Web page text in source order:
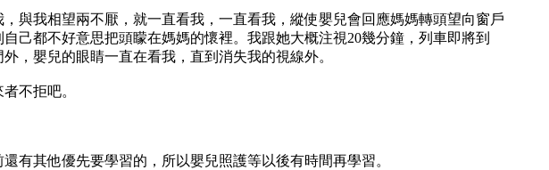
與我相望兩不厭，就一直看我，一直看我，縱使嬰兒會回應媽媽轉頭望向窗戶
己都不好意思把頭矇在媽媽的懷裡。我跟她大概注視20幾分鐘，列車即將到
，嬰兒的眼睛一直在看我，直到消失我的視線外。
不拒吧。
有其他優先要學習的，所以嬰兒照護等以後有時間再學習。